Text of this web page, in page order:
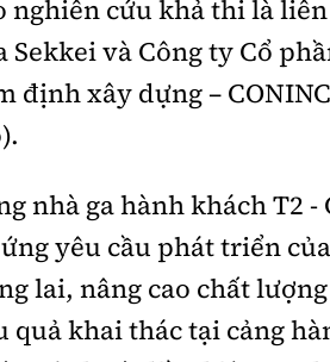
nghiên cứu khả thi là
Sekkei và Công ty Cổ
định xây dựng –
nhà ga hành khách T2 -
yêu cầu phát triển
lai, nâng cao chất
quả khai thác tại cảng